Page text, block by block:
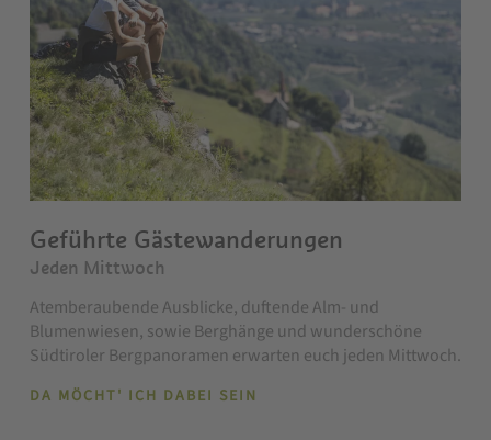
Geführte Gästewanderungen
Jeden Mittwoch
Atemberaubende Ausblicke, duftende Alm- und
Blumenwiesen, sowie Berghänge und wunderschöne
Südtiroler Bergpanoramen erwarten euch jeden Mittwoch.
DA MÖCHT' ICH DABEI SEIN